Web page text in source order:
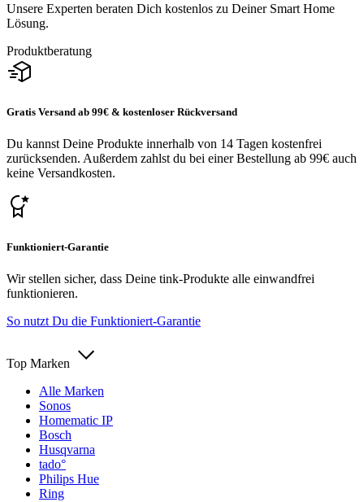
Unsere Experten beraten Dich kostenlos zu Deiner Smart Home
Lösung.
Produktberatung
Gratis Versand ab 99€ & kostenloser Rückversand
Du kannst Deine Produkte innerhalb von 14 Tagen kostenfrei
zurücksenden. Außerdem zahlst du bei einer Bestellung ab 99€ auch
keine Versandkosten.
Funktioniert-Garantie
Wir stellen sicher, dass Deine tink-Produkte alle einwandfrei
funktionieren.
So nutzt Du die Funktioniert-Garantie
Top Marken
Alle Marken
Sonos
Homematic IP
Bosch
Husqvarna
tado°
Philips Hue
Ring